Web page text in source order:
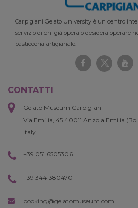
Carpigiani Gelato University è un centro
servizio di chi già opera o desidera operare
pasticceria artigianale.
CONTATTI
Gelato Museum Carpigiani
Via Emilia, 45 40011 Anzola Emilia
Italy
+39 051 6505306
+39 344 3804701
booking@gelatomuseum.com